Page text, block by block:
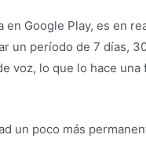
en Google Play, es en
un período de 7 días,
voz, lo que lo hace
un poco más